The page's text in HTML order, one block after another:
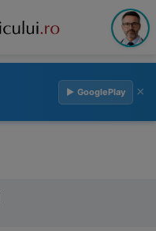
▶ GooglePlay ×